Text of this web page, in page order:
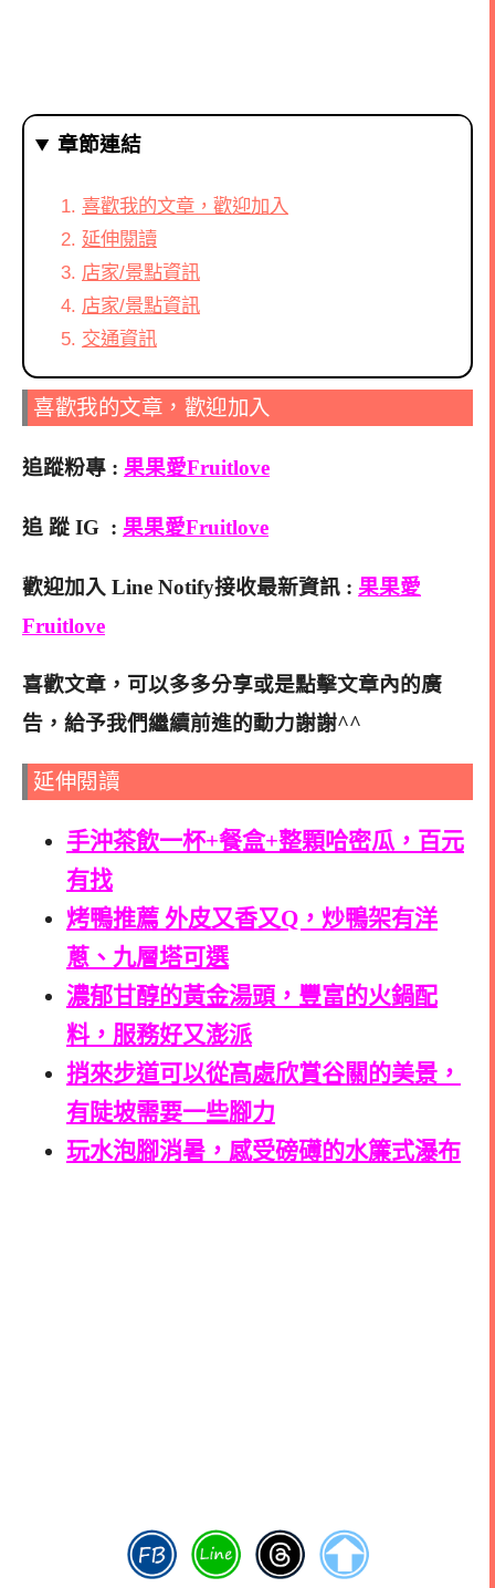
章節連結
喜歡我的文章，歡迎加入
延伸閱讀
店家/景點資訊
店家/景點資訊
交通資訊
喜歡我的文章，歡迎加入
追蹤粉專 : 果果愛Fruitlove
追 蹤 IG : 果果愛Fruitlove
歡迎加入 Line Notify接收最新資訊 : 果果愛
Fruitlove
喜歡文章，可以多多分享或是點擊文章內的廣
告，給予我們繼續前進的動力謝謝^^
延伸閱讀
手沖茶飲一杯+餐盒+整顆哈密瓜，百元
有找
烤鴨推薦 外皮又香又Q，炒鴨架有洋
蔥、九層塔可選
濃郁甘醇的黃金湯頭，豐富的火鍋配
料，服務好又澎派
捎來步道可以從高處欣賞谷關的美景，
有陡坡需要一些腳力
玩水泡腳消暑，感受磅礡的水簾式瀑布